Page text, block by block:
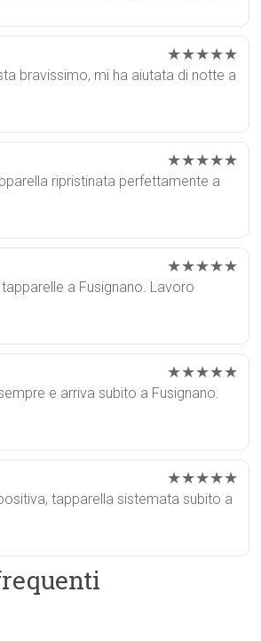
★★★★★
bravissimo, mi ha aiutata di notte a
★★★★★
ripristinata perfettamente a
★★★★★
a Fusignano. Lavoro
★★★★★
e arriva subito a Fusignano.
★★★★★
tapparella sistemata subito a